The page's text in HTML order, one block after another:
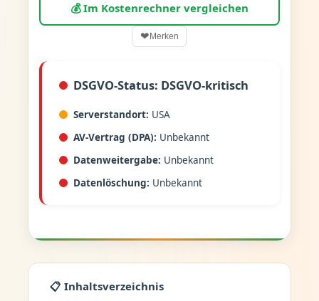
💰 Im Kostenrechner vergleichen
❤Merken
DSGVO-Status: DSGVO-kritisch
Serverstandort: USA
AV-Vertrag (DPA): Unbekannt
Datenweitergabe: Unbekannt
Datenlöschung: Unbekannt
📋 Inhaltsverzeichnis